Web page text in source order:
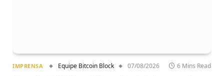
IMPRENSA Equipe Bitcoin Block 07/08/2026 6 Mins Read